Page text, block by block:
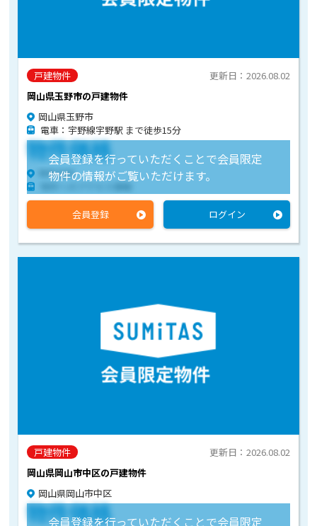
戸建物件
岡山県玉野市の戸建物件
更新日：2026.08.02
岡山県玉野市
電車：宇野線宇野駅 まで徒歩15分
会員登録を行っていただくことで会員限定
物件の情報がご覧いただけます。
物件価格
物件住所
会員登録 ログイン
戸建物件
岡山県岡山市中区の戸建物件
更新日：2026.08.02
岡山県岡山市中区
会員登録を行っていただくことで会員限定
物件価格